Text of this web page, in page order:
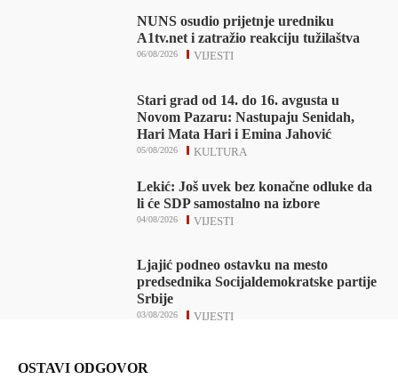
NUNS osudio prijetnje uredniku
A1tv.net i zatražio reakciju tužilaštva
VIJESTI
06/08/2026
Stari grad od 14. do 16. avgusta u
Novom Pazaru: Nastupaju Senidah,
Hari Mata Hari i Emina Jahović
KULTURA
05/08/2026
Lekić: Još uvek bez konačne odluke da
li će SDP samostalno na izbore
VIJESTI
04/08/2026
Ljajić podneo ostavku na mesto
predsednika Socijaldemokratske partije
Srbije
VIJESTI
03/08/2026
OSTAVI ODGOVOR